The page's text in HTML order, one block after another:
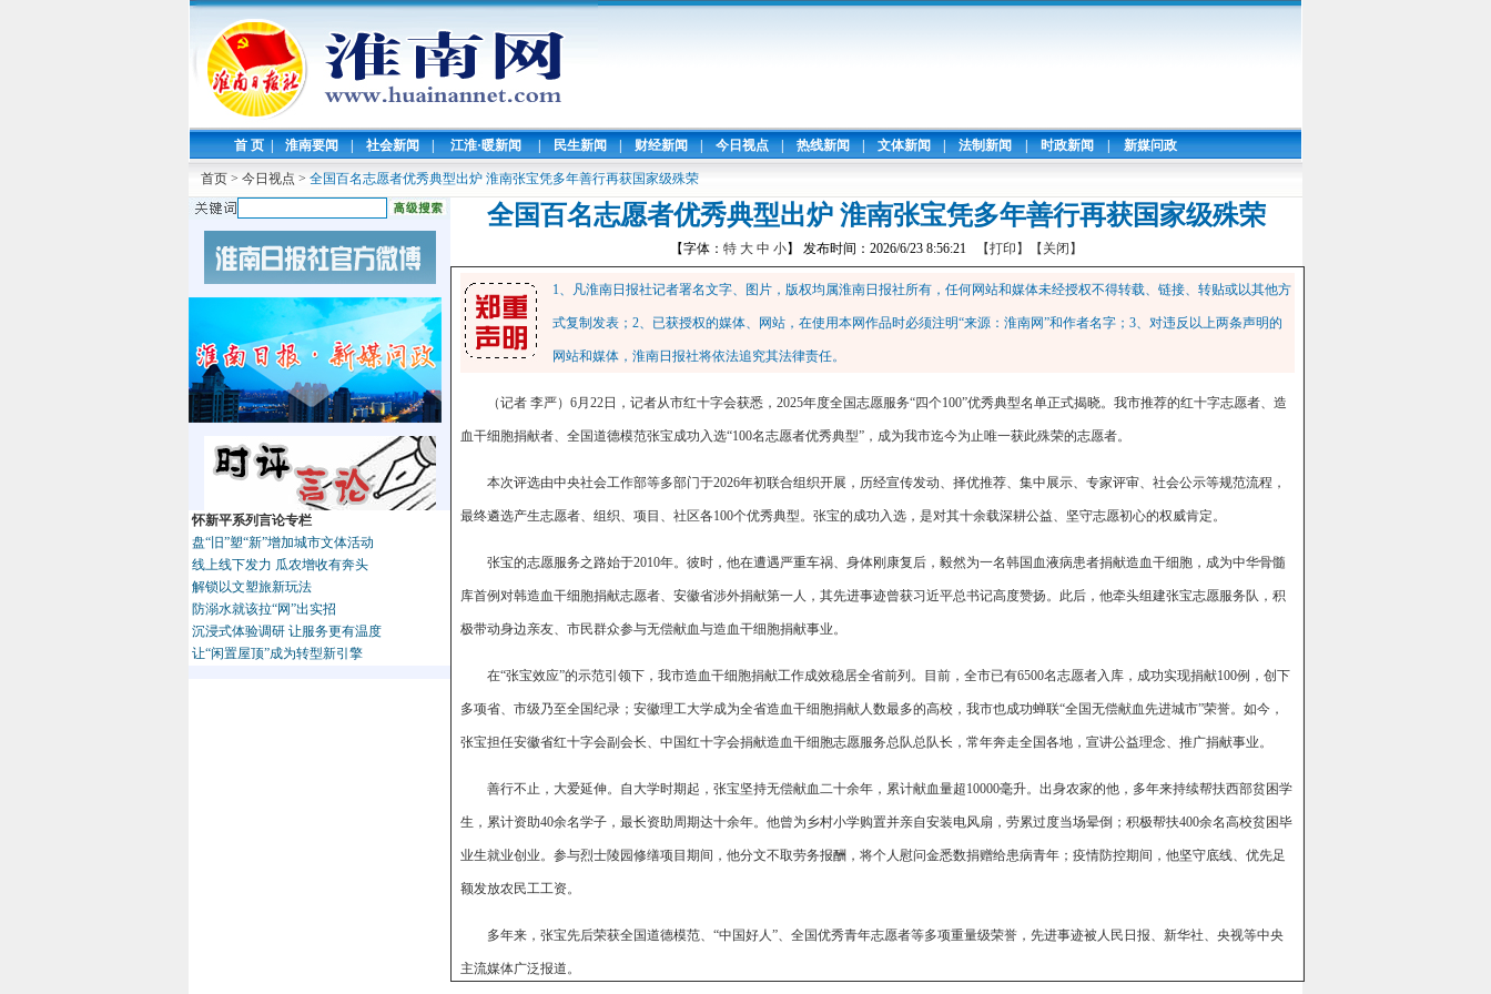
首 页 | 淮南要闻 | 社会新闻 | 江淮·暖新闻 | 民生新闻 | 财经新闻 | 今日视点 | 热线新闻 | 文体新闻 | 法制新闻 | 时政新闻 | 新媒问政
首页 > 今日视点 > 全国百名志愿者优秀典型出炉 淮南张宝凭多年善行再获国家级殊荣
怀新平系列言论专栏
盘“旧”塑“新”增加城市文体活动
线上线下发力 瓜农增收有奔头
解锁以文塑旅新玩法
防溺水就该拉“网”出实招
沉浸式体验调研 让服务更有温度
让“闲置屋顶”成为转型新引擎
全国百名志愿者优秀典型出炉 淮南张宝凭多年善行再获国家级殊荣
【字体： 特 大 中 小】 发布时间：2026/6/23 8:56:21 【打印】 【关闭】
1、凡淮南日报社记者署名文字、图片，版权均属淮南日报社所有，任何网站和媒体未经授权不得转载、链接、转贴或以其他方
式复制发表；2、已获授权的媒体、网站，在使用本网作品时必须注明“来源：淮南网”和作者名字；3、对违反以上两条声明的
网站和媒体，淮南日报社将依法追究其法律责任。
（记者 李严）6月22日，记者从市红十字会获悉，2025年度全国志愿服务“四个100”优秀典型名单正式揭晓。我市推荐的红十字志愿者、造
血干细胞捐献者、全国道德模范张宝成功入选“100名志愿者优秀典型”，成为我市迄今为止唯一获此殊荣的志愿者。
本次评选由中央社会工作部等多部门于2026年初联合组织开展，历经宣传发动、择优推荐、集中展示、专家评审、社会公示等规范流程，
最终遴选产生志愿者、组织、项目、社区各100个优秀典型。张宝的成功入选，是对其十余载深耕公益、坚守志愿初心的权威肯定。
张宝的志愿服务之路始于2010年。彼时，他在遭遇严重车祸、身体刚康复后，毅然为一名韩国血液病患者捐献造血干细胞，成为中华骨髓
库首例对韩造血干细胞捐献志愿者、安徽省涉外捐献第一人，其先进事迹曾获习近平总书记高度赞扬。此后，他牵头组建张宝志愿服务队，积
极带动身边亲友、市民群众参与无偿献血与造血干细胞捐献事业。
在“张宝效应”的示范引领下，我市造血干细胞捐献工作成效稳居全省前列。目前，全市已有6500名志愿者入库，成功实现捐献100例，创下
多项省、市级乃至全国纪录；安徽理工大学成为全省造血干细胞捐献人数最多的高校，我市也成功蝉联“全国无偿献血先进城市”荣誉。如今，
张宝担任安徽省红十字会副会长、中国红十字会捐献造血干细胞志愿服务总队总队长，常年奔走全国各地，宣讲公益理念、推广捐献事业。
善行不止，大爱延伸。自大学时期起，张宝坚持无偿献血二十余年，累计献血量超10000毫升。出身农家的他，多年来持续帮扶西部贫困学
生，累计资助40余名学子，最长资助周期达十余年。他曾为乡村小学购置并亲自安装电风扇，劳累过度当场晕倒；积极帮扶400余名高校贫困毕
业生就业创业。参与烈士陵园修缮项目期间，他分文不取劳务报酬，将个人慰问金悉数捐赠给患病青年；疫情防控期间，他坚守底线、优先足
额发放农民工工资。
多年来，张宝先后荣获全国道德模范、“中国好人”、全国优秀青年志愿者等多项重量级荣誉，先进事迹被人民日报、新华社、央视等中央
主流媒体广泛报道。